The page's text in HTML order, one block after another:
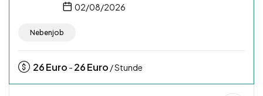
02/08/2026
Nebenjob
26Euro - 26Euro / Stunde